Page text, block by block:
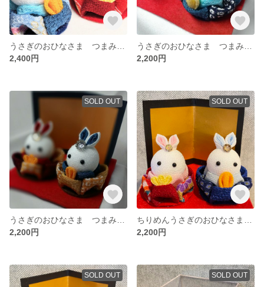
2,400円
2,200円
SOLD OUT
2,200円
SOLD OUT
2,200円
SOLD OUT SOLD OUT